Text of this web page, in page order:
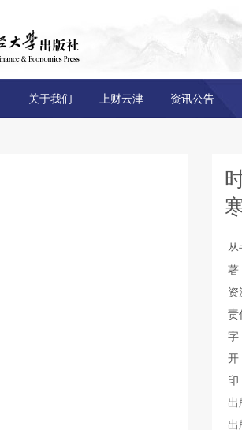
关于我们 上财云津 资讯公告
丛
著
资
责
出
出